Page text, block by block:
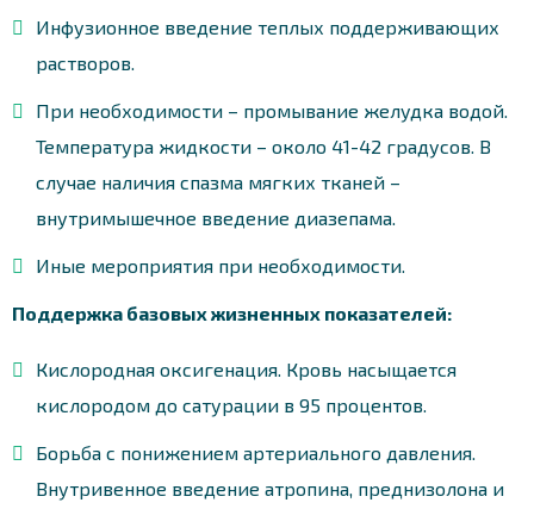
Инфузионное введение теплых поддерживающих
растворов.
При необходимости – промывание желудка водой.
Температура жидкости – около 41-42 градусов. В
случае наличия спазма мягких тканей –
внутримышечное введение диазепама.
Иные мероприятия при необходимости.
Поддержка базовых жизненных показателей:
Кислородная оксигенация. Кровь насыщается
кислородом до сатурации в 95 процентов.
Борьба с понижением артериального давления.
Внутривенное введение атропина, преднизолона и